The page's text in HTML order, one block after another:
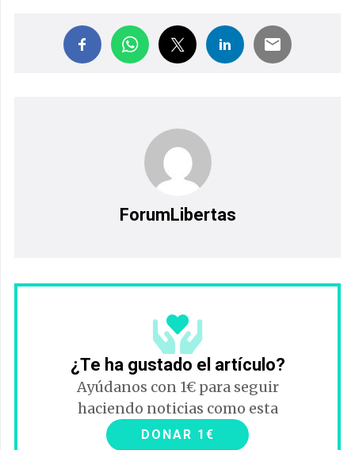
ForumLibertas
¿Te ha gustado el artículo?
Ayúdanos con 1€ para seguir
haciendo noticias como esta
DONAR 1€